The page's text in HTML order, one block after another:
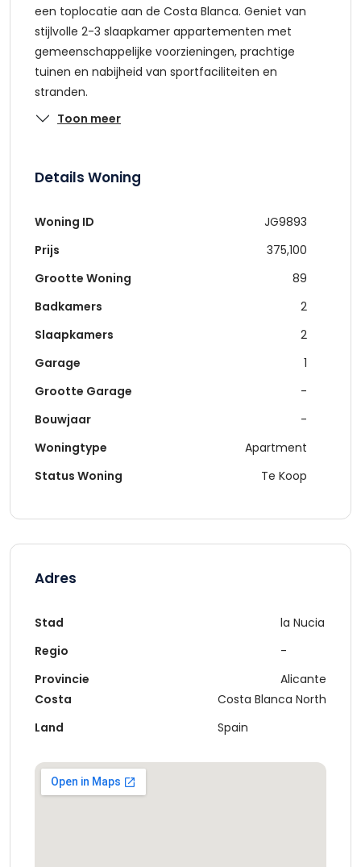
een toplocatie aan de Costa Blanca. Geniet van
stijlvolle 2-3 slaapkamer appartementen met
gemeenschappelijke voorzieningen, prachtige
tuinen en nabijheid van sportfaciliteiten en
stranden.
Toon meer
Details Woning
Woning ID
JG9893
Prijs
375,100
Grootte Woning
89
Badkamers
2
Slaapkamers
2
Garage
1
Grootte Garage
-
Bouwjaar
-
Woningtype
Apartment
Status Woning
Te Koop
Adres
Stad
Regio
Provincie
la Nucia
-
Alicante
Costa
Land
Costa Blanca North
Spain